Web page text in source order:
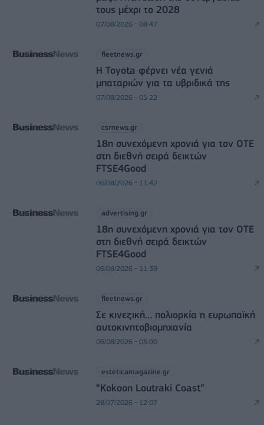
τους μέχρι το 2028
07/08/2026 - 08:47
fleetnews.gr
Η Toyota φέρνει νέα γενιά
μπαταριών για τα υβριδικά της
07/08/2026 - 05:22
csrnews.gr
18η συνεχόμενη χρονιά για τον ΟΤΕ
στη διεθνή σειρά δεικτών
FTSE4Good
06/08/2026 - 11:42
advertising.gr
18η συνεχόμενη χρονιά για τον ΟΤΕ
στη διεθνή σειρά δεικτών
FTSE4Good
06/08/2026 - 11:39
fleetnews.gr
Σε κινεζική… πολιορκία η ευρωπαϊκή
αυτοκινητοβιομηχανία
06/08/2026 - 05:00
esteticamagazine.gr
“Kokoon Loutraki Coast”
28/07/2026 - 12:07